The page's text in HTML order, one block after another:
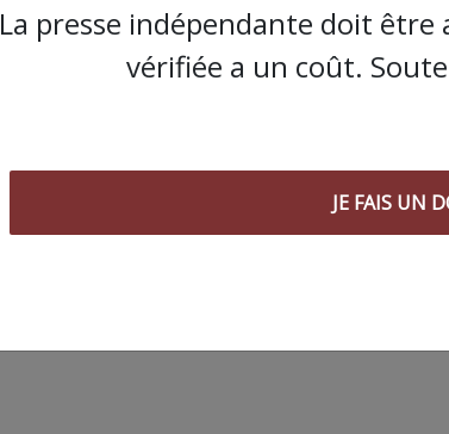
La presse indépendante doit être
vérifiée a un coût.
JE FAIS UN